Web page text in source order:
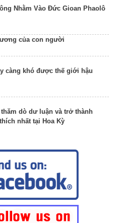
Nhằm Vào Đức Gioan Phaolô
của con người
càng khó được thế giới hậu
dò dư luận và trở thành
nhất tại Hoa Kỳ